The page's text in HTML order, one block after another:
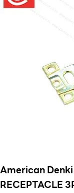
American
RECEPTACLE